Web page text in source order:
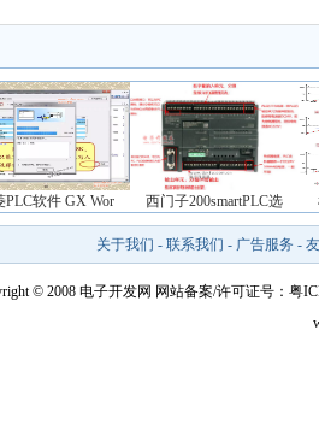
PLC软件 GX Wor 西门子200smartPLC选
关于我们 - 联系我们 - 广告服务 -
© 2008 电子开发网 网站备案/许可证号：粤